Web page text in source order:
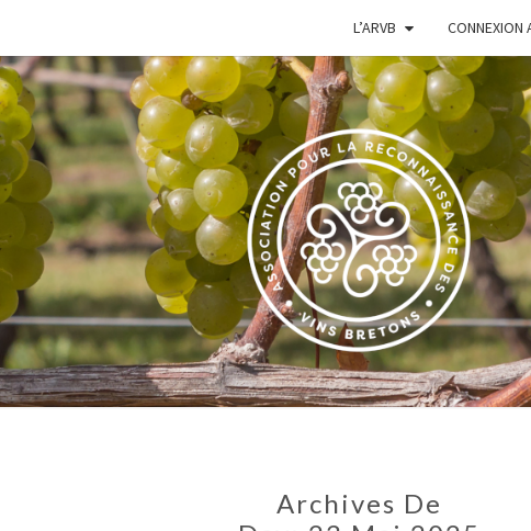
L’ARVB CONNEXION
Le Site
Pour La
Des Vins
Bretons
Archives De